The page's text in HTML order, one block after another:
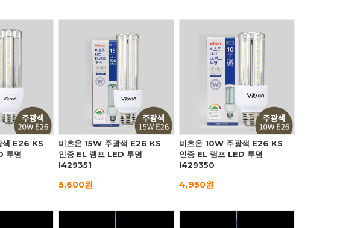
색 E26 KS
투명
비츠온 15W 주광색 E26 KS
인증 EL 램프 LED 투명
I429351
5,600원
비츠온 10W 주광색 E26 KS
인증 EL 램프 LED 투명
I429350
4,950원